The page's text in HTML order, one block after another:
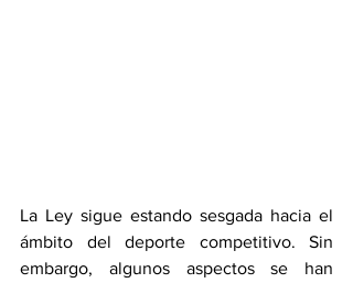
La Ley sigue estando sesgada hacia el
ámbito del deporte competitivo. Sin
embargo, algunos aspectos se han